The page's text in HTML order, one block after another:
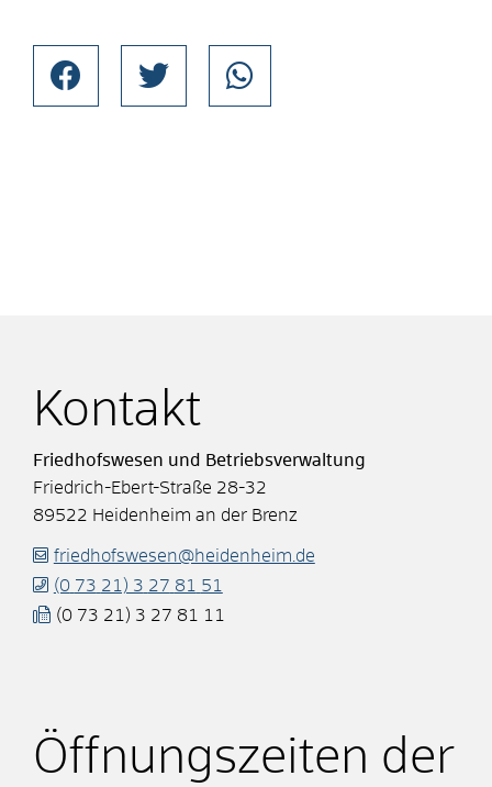
Kontakt
Friedhofswesen und Betriebsverwaltung
Friedrich-Ebert-Straße 28-32
89522 Heidenheim an der Brenz
friedhofswesen@heidenheim.de
(0 73 21) 3 27 81 51
(0 73 21) 3 27 81 11
Öffnungszeiten der